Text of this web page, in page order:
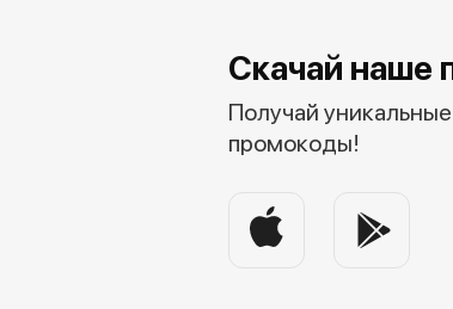
Скачай наше
Получай
промокоды!